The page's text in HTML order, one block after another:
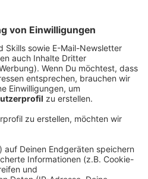
gefunden
das sagt das
haben vor allem nach